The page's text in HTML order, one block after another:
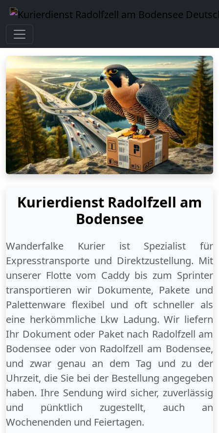
Kurierdienst Radolfzell am
Bodensee
Wanderfalke Kurier ist Spezialist für
Expresstransporte und Direktzustellung. Mit
unserer Flotte vom Caddy bis zum Sprinter
transportieren wir Dokumente, Pakete und
Palettenware flexibel und oft schneller als
eine herkömmliche Lkw Ladung. Wir liefern
Ihr Dokument oder Paket nach Radolfzell am
Bodensee oder von Radolfzell am Bodensee,
und zwar genau an dem Tag und zu der
Uhrzeit, die Sie bei der Bestellung angegeben
haben. Ihre Sendung wird sicher, zuverlässig
und pünktlich zugestellt, auch an
Wochenenden und Feiertagen.